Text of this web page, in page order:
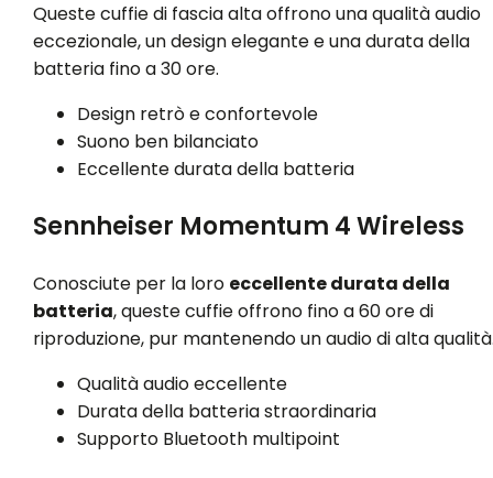
Queste cuffie di fascia alta offrono una qualità audio
eccezionale, un design elegante e una durata della
batteria fino a 30 ore.
Design retrò e confortevole
Suono ben bilanciato
Eccellente durata della batteria
Sennheiser Momentum 4 Wireless
Conosciute per la loro eccellente durata della
batteria, queste cuffie offrono fino a 60 ore di
riproduzione, pur mantenendo un audio di alta
Qualità audio eccellente
Durata della batteria straordinaria
Supporto Bluetooth multipoint